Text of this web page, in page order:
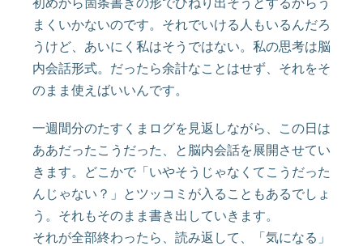
初めから箇条書きの形でひねり出そうとするからう
まくいかないのです。それでいける人もいるんだろ
うけど、あいにく私はそうではない。私の思考は脳
内会話形式。だったら余計なことはせず、それをそ
のまま使えばいいんです。
一週間分のたすくまログを見返しながら、この日は
ああだったこうだった、と脳内会話を展開させてい
きます。どこかで「いやそうじゃなくてこうだった
んじゃない？」とツッコミが入ることもあるでしょ
う。それもそのまま書き出していきます。
それが全部終わったら、読み返して、「気になる」